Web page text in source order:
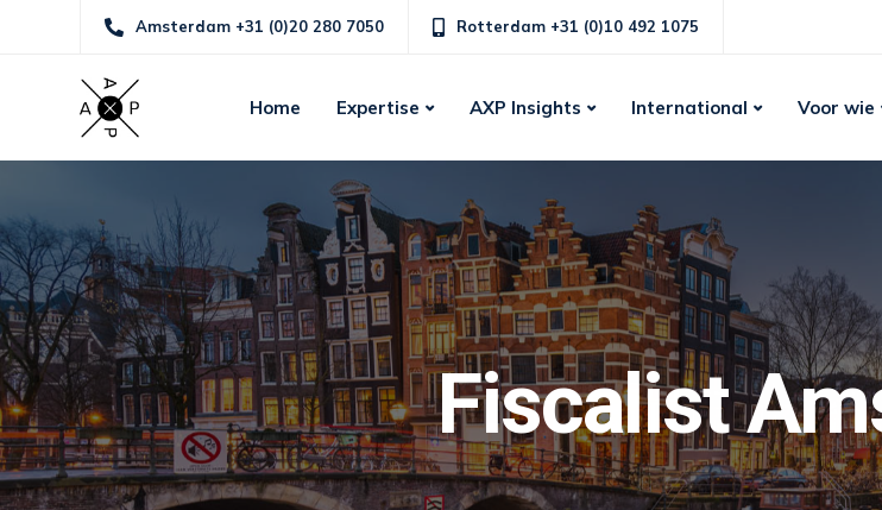
Amsterdam +31 (0)20 280 7050 Rotterdam +31 (0)10 492 1075
Home Expertise AXP Insights International Voor wie
Fiscalist